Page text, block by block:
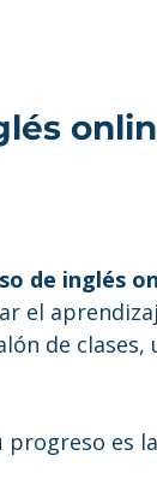
de inglés
el
de clases,
es